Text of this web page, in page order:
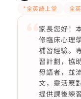
*全英語上堂 全
家長您好！
修臨床心理
補習經驗。
習計劃，協
母語者，並
文，靈活應
提供課後練